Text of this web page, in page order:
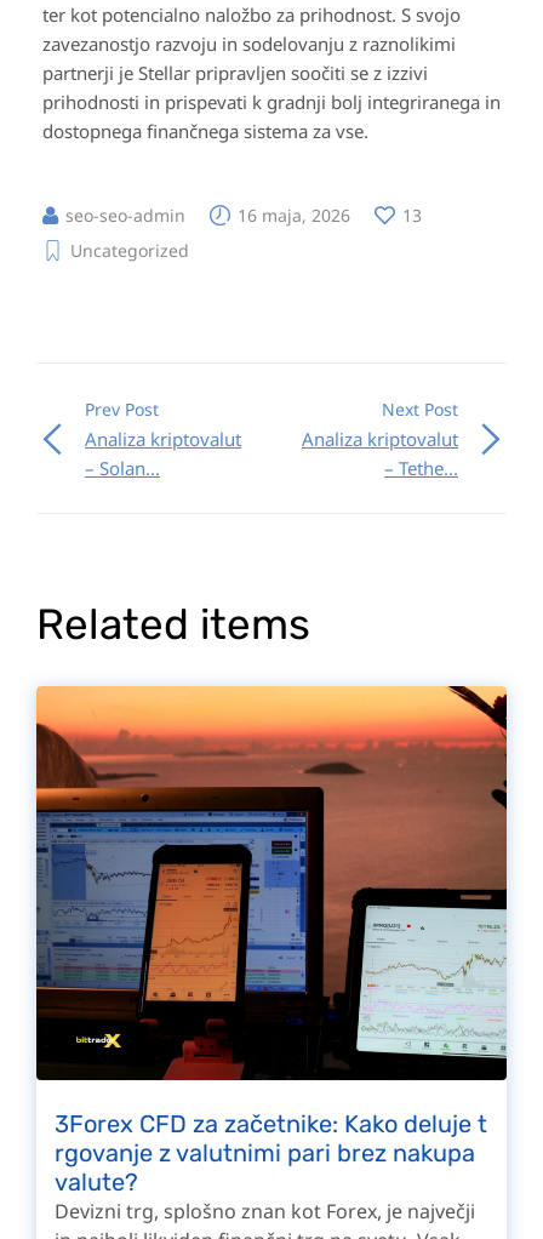
ter kot potencialno naložbo za prihodnost. S svojo
zavezanostjo razvoju in sodelovanju z raznolikimi
partnerji je Stellar pripravljen soočiti se z izzivi
prihodnosti in prispevati k gradnji bolj integriranega in
dostopnega finančnega sistema za vse.
seo-seo-admin 16 maja, 2026
13
Uncategorized
Prev Post
Analiza kriptovalut
– Solan...
Next Post
Analiza kriptovalut
– Tethe...
Related items
3Forex CFD za začetnike: Kako deluje t
rgovanje z valutnimi pari brez nakupa
valute?
Devizni trg, splošno znan kot Forex, je največji